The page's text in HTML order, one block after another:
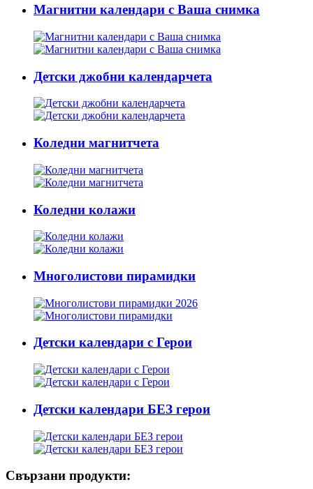
Магнитни календари с Ваша снимка
Детски джобни календарчета
Коледни магнитчета
Коледни колажи
Многолистови пирамидки
Детски календари с Герои
Детски календари БЕЗ герои
Свързани продукти: